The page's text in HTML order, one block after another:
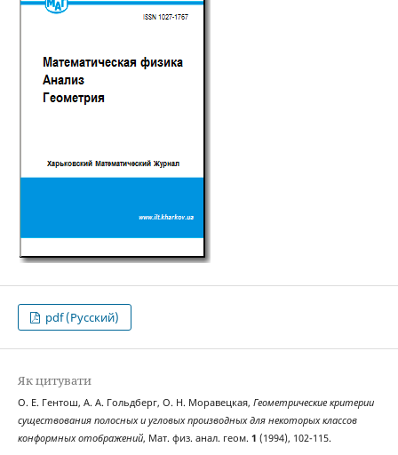
pdf (Русский)
Як цитувати
О. Е. Гентош, А. А. Гольдберг, О. Н. Моравецкая, Геометрические критерии
существования полосных и угловых производных для некоторых классов
конформных отображений, Мат. физ. анал. геом. 1 (1994), 102-115.